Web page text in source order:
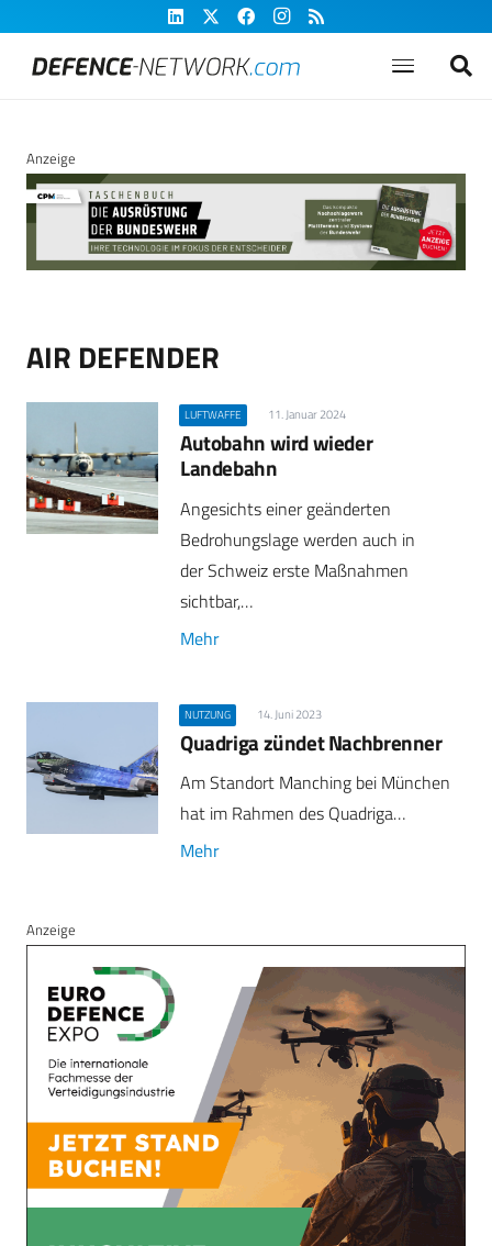
Anzeige
AIR DEFENDER
LUFTWAFFE 11. Januar 2024
Autobahn wird wieder
Landebahn
Angesichts einer geänderten
Bedrohungslage werden auch in
der Schweiz erste Maßnahmen
sichtbar,…
Mehr
NUTZUNG 14. Juni 2023
Quadriga zündet Nachbrenner
Am Standort Manching bei München
hat im Rahmen des Quadriga…
Mehr
Anzeige